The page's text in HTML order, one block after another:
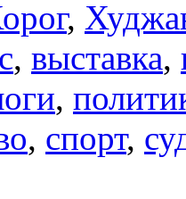
,
, выставка,
,
, спорт,